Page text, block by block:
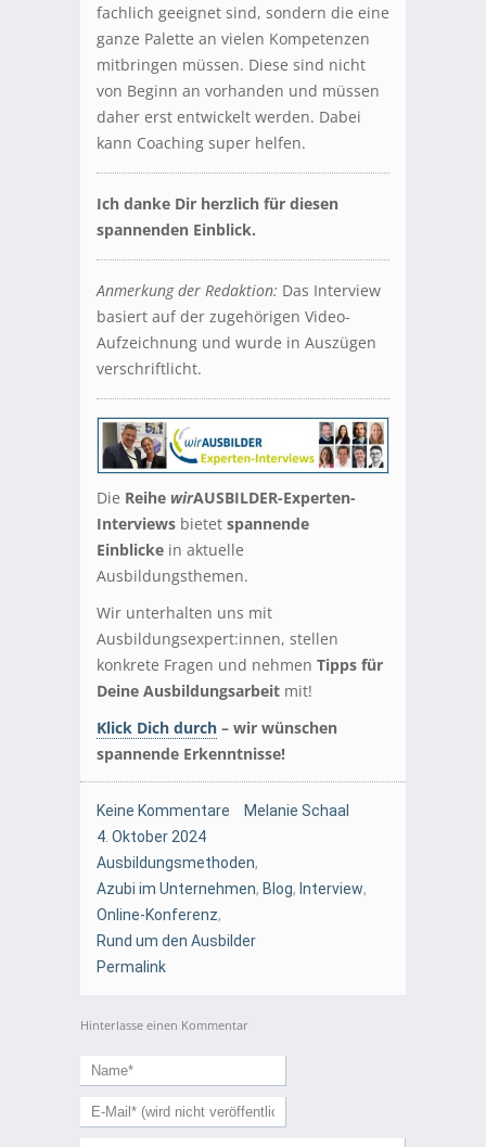
fachlich geeignet sind, sondern die eine
ganze Palette an vielen Kompetenzen
mitbringen müssen. Diese sind nicht
von Beginn an vorhanden und müssen
daher erst entwickelt werden. Dabei
kann Coaching super helfen.
Ich danke Dir herzlich für diesen
spannenden Einblick.
Anmerkung der Redaktion: Das Interview
basiert auf der zugehörigen Video-
Aufzeichnung und wurde in Auszügen
verschriftlicht.
Die Reihe wirAUSBILDER-Experten-
Interviews bietet spannende
Einblicke in aktuelle
Ausbildungsthemen.
Wir unterhalten uns mit
Ausbildungsexpert:innen, stellen
konkrete Fragen und nehmen Tipps für
Deine Ausbildungsarbeit mit!
Klick Dich durch – wir wünschen
spannende Erkenntnisse!
Keine Kommentare
Melanie Schaal
4. Oktober 2024
Ausbildungsmethoden,
Azubi im Unternehmen, Blog, Interview,
Online-Konferenz,
Rund um den Ausbilder
Permalink
Hinterlasse einen Kommentar